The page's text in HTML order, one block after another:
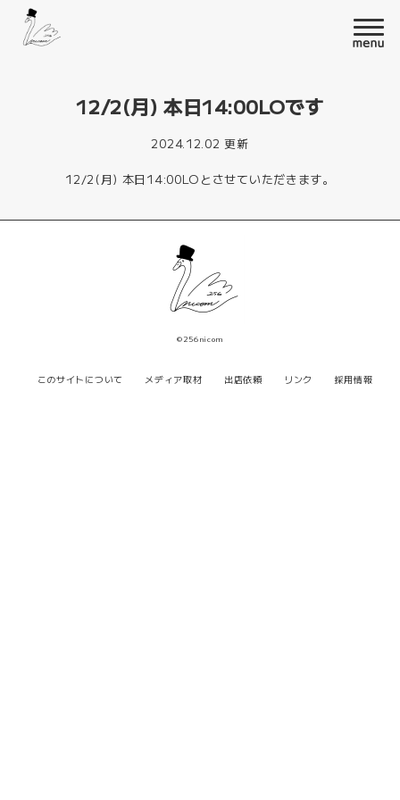
12/2(月) 本日14:00LOです
2024.12.02 更新
12/2(月) 本日14:00LOとさせていただきます。
©256nicom
このサイトについて メディア取材 出店依頼 リンク 採用情報